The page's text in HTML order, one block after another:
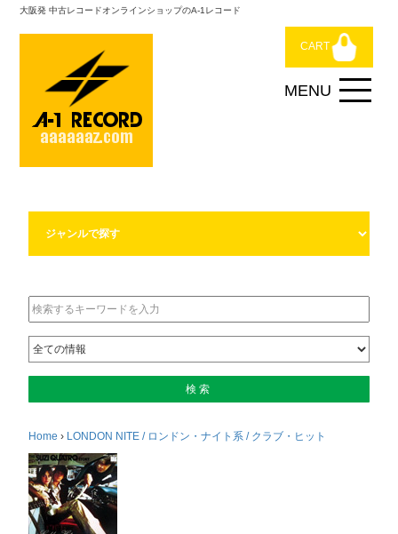
大阪発 中古レコードオンラインショップのA-1レコード
CART
Home › LONDON NITE / ロンドン・ナイト系 / クラブ・ヒット